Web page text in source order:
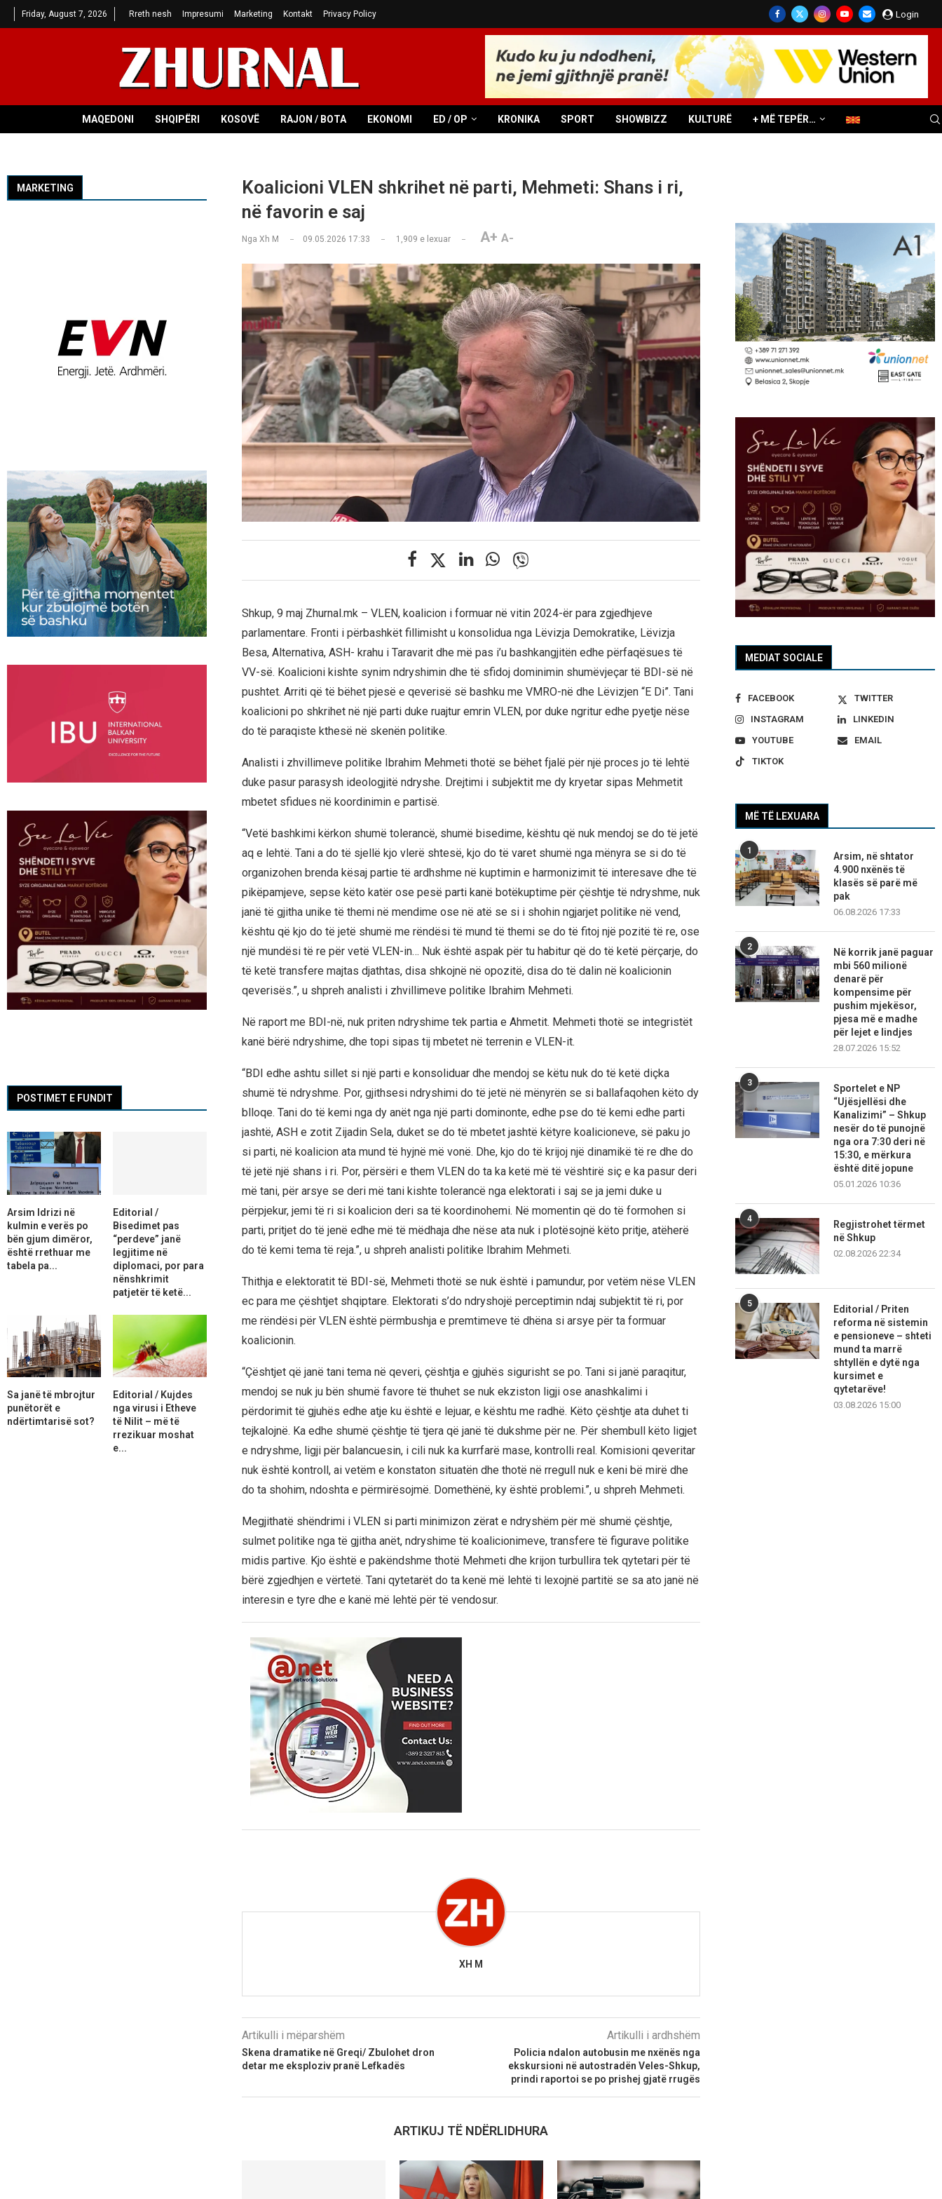
Friday, August 7, 2026 Rreth nesh Impresumi Marketing Kontakt Privacy Policy Login
MAQEDONI SHQIPËRI KOSOVË RAJON / BOTA EKONOMI ED / OP KRONIKA SPORT SHOWBIZZ KULTURË + MË TEPËR…
Koalicioni VLEN shkrihet në parti, Mehmeti: Shans i ri,
në favorin e saj
Nga Xh M 09.05.2026 17:33 1,909 e lexuar A+ A-
Shkup, 9 maj Zhurnal.mk – VLEN, koalicion i formuar në vitin 2024-ër para zgjedhjeve
parlamentare. Fronti i përbashkët fillimisht u konsolidua nga Lëvizja Demokratike, Lëvizja
Besa, Alternativa, ASH- krahu i Taravarit dhe më pas i’u bashkangjitën edhe përfaqësues të
VV-së. Koalicioni kishte synim ndryshimin dhe të sfidoj dominimin shumëvjeçar të BDI-së në
pushtet. Arriti që të bëhet pjesë e qeverisë së bashku me VMRO-në dhe Lëvizjen “E Di”. Tani
koalicioni po shkrihet në një parti duke ruajtur emrin VLEN, por duke ngritur edhe pyetje nëse
do të paraqiste kthesë në skenën politike.
Analisti i zhvillimeve politike Ibrahim Mehmeti thotë se bëhet fjalë për një proces jo të lehtë
duke pasur parasysh ideologjitë ndryshe. Drejtimi i subjektit me dy kryetar sipas Mehmetit
mbetet sfidues në koordinimin e partisë.
“Vetë bashkimi kërkon shumë tolerancë, shumë bisedime, kështu që nuk mendoj se do të jetë
aq e lehtë. Tani a do të sjellë kjo vlerë shtesë, kjo do të varet shumë nga mënyra se si do të
organizohen brenda kësaj partie të ardhshme në kuptimin e harmonizimit të interesave dhe të
pikëpamjeve, sepse këto katër ose pesë parti kanë botëkuptime për çështje të ndryshme, nuk
janë të gjitha unike të themi në mendime ose në atë se si i shohin ngjarjet politike në vend,
kështu që kjo do të jetë shumë me rëndësi të mund të themi se do të fitoj një pozitë të re, ose
një mundësi të re për vetë VLEN-in… Nuk është aspak për tu habitur që do të ketë përçarje, do
të ketë transfere majtas djathtas, disa shkojnë në opozitë, disa do të dalin në koalicionin
qeverisës.”, u shpreh analisti i zhvillimeve politike Ibrahim Mehmeti.
Në raport me BDI-në, nuk priten ndryshime tek partia e Ahmetit. Mehmeti thotë se integristët
kanë bërë ndryshime, dhe topi sipas tij mbetet në terrenin e VLEN-it.
“BDI edhe ashtu sillet si një parti e konsoliduar dhe mendoj se këtu nuk do të ketë diçka
shumë të ndryshme. Por, gjithsesi ndryshimi do të jetë në mënyrën se si ballafaqohen këto dy
blloqe. Tani do të kemi nga dy anët nga një parti dominonte, edhe pse do të kemi edhe parti
jashtë, ASH e zotit Zijadin Sela, duket se do të mbetet jashtë këtyre koalicioneve, së paku jo
si parti, në koalicion ata mund të hyjnë më vonë. Dhe, kjo do të krijoj një dinamikë të re dhe do
të jetë një shans i ri. Por, përsëri e them VLEN do ta ka ketë më të vështirë siç e ka pasur deri
më tani, për arsye se deri më tani kishte tolerancë nga elektorati i saj se ja jemi duke u
përpjekur, jemi të ri si koalicion deri sa të koordinohemi. Në momentin që do të formohen si
parti, pritjet do të jenë edhe më të mëdhaja dhe nëse ata nuk i plotësojnë këto pritje, atëherë
do të kemi tema të reja.”, u shpreh analisti politike Ibrahim Mehmeti.
Thithja e elektoratit të BDI-së, Mehmeti thotë se nuk është i pamundur, por vetëm nëse VLEN
ec para me çështjet shqiptare. Elektorati s’do ndryshojë perceptimin ndaj subjektit të ri, por
me rëndësi për VLEN është përmbushja e premtimeve të dhëna si arsye për ta formuar
koalicionin.
“Çështjet që janë tani tema në qeveri, çështja e gjuhës sigurisht se po. Tani si janë paraqitur,
mendoj se nuk ju bën shumë favore të thuhet se nuk ekziston ligji ose anashkalimi i
përdorimit të gjuhës edhe atje ku është e lejuar, e kështu me radhë. Këto çështje ata duhet ti
tejkalojnë. Ka edhe shumë çështje të tjera që janë të dukshme për ne. Për shembull këto ligjet
e ndryshme, ligji për balancuesin, i cili nuk ka kurrfarë mase, kontrolli real. Komisioni qeveritar
nuk është kontroll, ai vetëm e konstaton situatën dhe thotë në rregull nuk e keni bë mirë dhe
do ta shohim, ndoshta e përmirësojmë. Domethënë, ky është problemi.”, u shpreh Mehmeti.
Megjithatë shëndrimi i VLEN si parti minimizon zërat e ndryshëm për më shumë çështje,
sulmet politike nga të gjitha anët, ndryshime të koalicionimeve, transfere të figurave politike
midis partive. Kjo është e pakëndshme thotë Mehmeti dhe krijon turbullira tek qytetari për të
bërë zgjedhjen e vërtetë. Tani qytetarët do ta kenë më lehtë ti lexojnë partitë se sa ato janë në
interesin e tyre dhe e kanë më lehtë për të vendosur.
XH M
Artikulli i mëparshëm
Skena dramatike në Greqi/ Zbulohet dron
detar me eksploziv pranë Lefkadës
Artikulli i ardhshëm
Policia ndalon autobusin me nxënës nga
ekskursioni në autostradën Veles-Shkup,
prindi raportoi se po prishej gjatë rrugës
ARTIKUJ TË NDËRLIDHURA
MEDIAT SOCIALE
FACEBOOK
TWITTER
INSTAGRAM
LINKEDIN
YOUTUBE
EMAIL
TIKTOK
MË TË LEXUARA
1
Arsim, në shtator
4.900 nxënës të
klasës së parë më
pak
06.08.2026 17:33
2
Në korrik janë paguar
mbi 560 milionë
denarë për
kompensime për
pushim mjekësor,
pjesa më e madhe
për lejet e lindjes
28.07.2026 15:52
3
Sportelet e NP
“Ujësjellësi dhe
Kanalizimi” – Shkup
nesër do të punojnë
nga ora 7:30 deri në
15:30, e mërkura
është ditë jopune
05.01.2026 10:36
4
Regjistrohet tërmet
në Shkup
02.08.2026 22:34
5
Editorial / Priten
reforma në sistemin
e pensioneve – shteti
mund ta marrë
shtyllën e dytë nga
kursimet e
qytetarëve!
03.08.2026 15:00
MARKETING
POSTIMET E FUNDIT
Arsim Idrizi në
kulmin e verës po
bën gjum dimëror,
është rrethuar me
tabela pa...
Editorial /
Bisedimet pas
“perdeve” janë
legjitime në
diplomaci, por para
nënshkrimit
patjetër të ketë...
Sa janë të mbrojtur
punëtorët e
ndërtimtarisë sot?
Editorial / Kujdes
nga virusi i Etheve
të Nilit – më të
rrezikuar moshat
e...